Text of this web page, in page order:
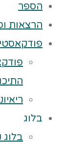
הספר
הרצאות
בלוג
בלוג